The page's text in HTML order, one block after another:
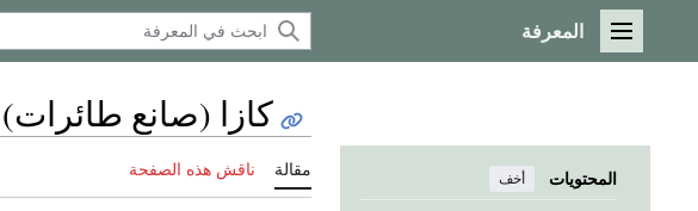
القائمة الرئيسية
المعرفة
المحتويات أخف
كازا (صانع طائرات)
مقالة ناقش هذه الصفحة